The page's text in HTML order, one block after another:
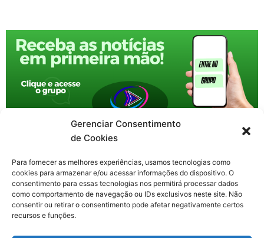
Gerenciar Consentimento
de Cookies
Para fornecer as melhores experiências, usamos tecnologias como
cookies para armazenar e/ou acessar informações do dispositivo. O
consentimento para essas tecnologias nos permitirá processar dados
como comportamento de navegação ou IDs exclusivos neste site. Não
consentir ou retirar o consentimento pode afetar negativamente certos
recursos e funções.